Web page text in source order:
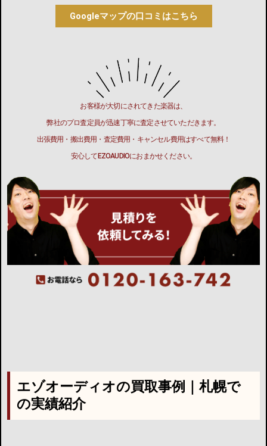
Googleマップの口コミはこちら
お客様が大切にされてきた楽器は、
弊社のプロ査定員が迅速丁寧に査定させていただきます。
出張費用・搬出費用・査定費用・キャンセル費用はすべて無料！
安心してEZOAUDIOにおまかせください。
エゾオーディオの買取事例｜札幌で
の実績紹介